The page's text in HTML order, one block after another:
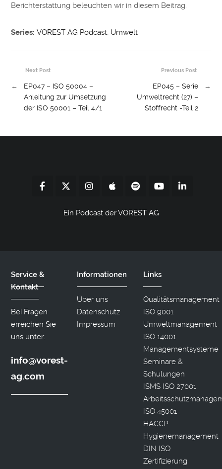
Berichterstattung beleuchten wir in diesem Beitrag.
Series:VOREST AG Podcast, Umwelt
Previous Post
EP045 – Serie
Umweltrecht (27) –
Stoffrecht -Teil 2
→
Next Post
←
EP047 – ISO 50004 –
Anleitung zur Umsetzung
der ISO 50001 – Teil 4/1
Ein Podcast der VOREST AG
Service &
Kontakt
Bei Fragen
erreichen Sie
uns unter:
info@vorest-
ag.com
Informationen
Über uns
Datenschutz
Impressum
Links
Qualitätsmanagement
ISO 9001
Umweltmanagement
ISO 14001
Managementsysteme
Seminare &
Schulungen
ISMS ISO 27001
ISO 45001
HACCP
Hygienemanagement
DIN ISO
Zertifizierung